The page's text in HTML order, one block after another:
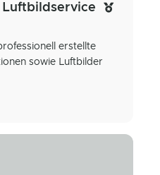
erstellte
sowie Luftbilder